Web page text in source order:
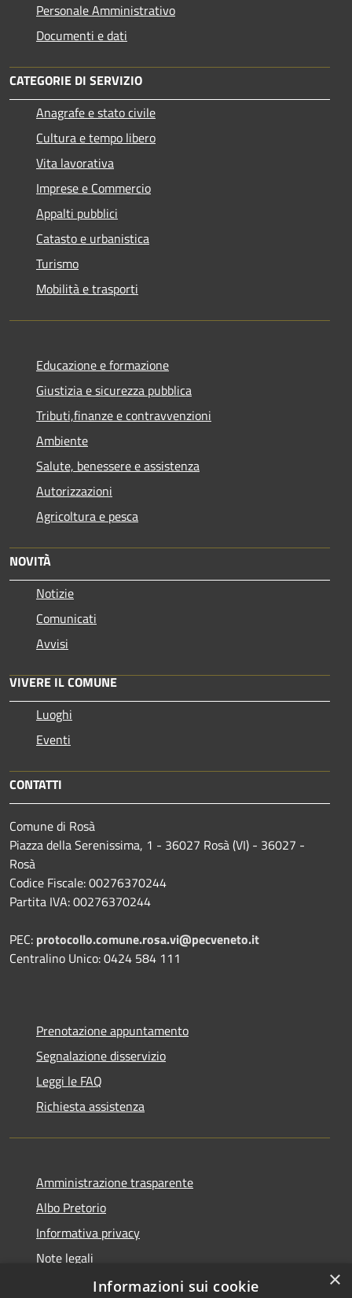
Personale Amministrativo
Documenti e dati
CATEGORIE DI SERVIZIO
Anagrafe e stato civile
Cultura e tempo libero
Vita lavorativa
Imprese e Commercio
Appalti pubblici
Catasto e urbanistica
Turismo
Mobilità e trasporti
Educazione e formazione
Giustizia e sicurezza pubblica
Tributi,finanze e contravvenzioni
Ambiente
Salute, benessere e assistenza
Autorizzazioni
Agricoltura e pesca
NOVITÀ
Notizie
Comunicati
Avvisi
VIVERE IL COMUNE
Luoghi
Eventi
CONTATTI
Comune di Rosà
Piazza della Serenissima, 1 - 36027 Rosà (VI) - 36027 -
Rosà
Codice Fiscale: 00276370244
Partita IVA: 00276370244
PEC: protocollo.comune.rosa.vi@pecveneto.it
Centralino Unico: 0424 584 111
Prenotazione appuntamento
Segnalazione disservizio
Leggi le FAQ
Richiesta assistenza
Amministrazione trasparente
Albo Pretorio
Informativa privacy
Note legali
Dichiarazione di accessibilità
×
Informazioni sui cookie